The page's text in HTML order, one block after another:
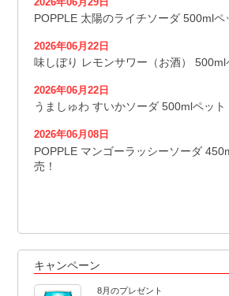
2026年06月29日
POPPLE 太陽のライチソーダ 500ml
2026年06月22日
味しぼり レモンサワー（お酒）
2026年06月22日
うましゅわ すいかソーダ 500mlペッ
2026年06月08日
POPPLE マンゴーラッシーソーダ
売！
キャンペーン
8月のプレゼント